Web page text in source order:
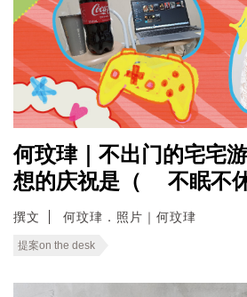
何玟珒｜不出门的宅宅
想的庆祝是（ 不眠不
撰文 何玟珒．照片｜何玟珒
提案on the desk